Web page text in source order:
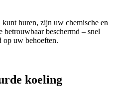
huren, zijn uw chemische en
betrouwbaar beschermd – snel
op uw behoeften.
koeling